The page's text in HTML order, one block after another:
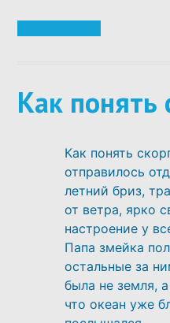
Как понять
Как понять
отправилось
летний бриз,
от ветра, ярко
настроение у
Папа змейка
остальные за
была не земля,
что океан уже